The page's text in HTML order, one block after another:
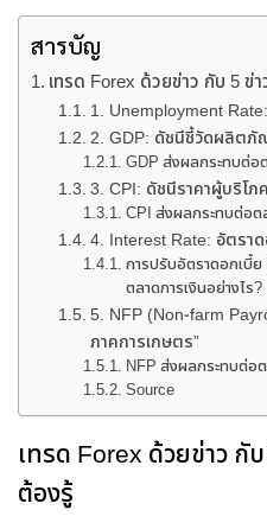
สารบัญ
เทรด Forex ด้วยข่าว กับ 5 ข่
1. Unemployment
2. GDP: ดัชนีชี้วัดผลิตภั
GDP ส่งผลกระทบต่อ
3. CPI: ดัชนีราคาผู้บริโภค
CPI ส่งผลกระทบต่อต
4. Interest Rate: อัตรา
การปรับอัตราดอกเบี้
ตลาดการเงินอย่างไร?
5. NFP (Non-farm
ภาคการเกษตร”
NFP ส่งผลกระทบต่อ
Source
เทรด Forex ด้วยข่าว กั
ต้องรู้